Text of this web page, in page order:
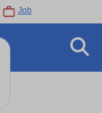
Job